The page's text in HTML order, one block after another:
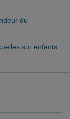
du
sur enfants